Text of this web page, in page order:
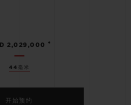
44毫米
2,029,000 •
开始预约